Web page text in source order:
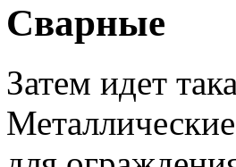
Сварные
Затем идет